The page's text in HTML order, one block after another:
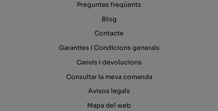
Preguntes freqüents
Blog
Contacte
Garanties i Condicions generals
Canvis i devolucions
Consultar la meva comanda
Avisos legals
Mapa del web